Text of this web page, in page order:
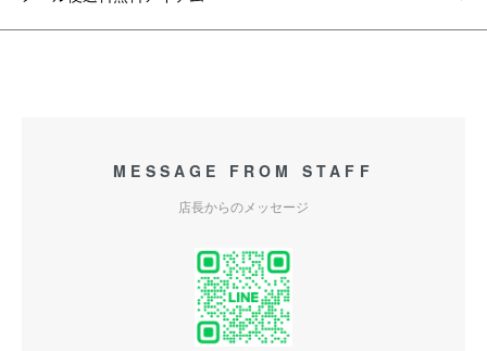
MESSAGE FROM STAFF
店長からのメッセージ